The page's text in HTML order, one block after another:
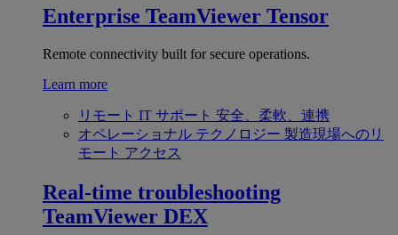
Enterprise TeamViewer Tensor
Remote connectivity built for secure operations.
Learn more
リモート IT サポート 安全、柔軟、連携
オペレーショナル テクノロジー 製造現場へのリ
モート アクセス
Real-time troubleshooting
TeamViewer DEX